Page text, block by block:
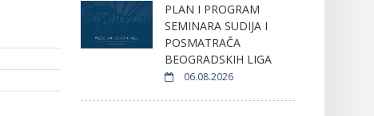
PLAN I PROGRAM
SEMINARA SUDIJA I
POSMATRAČA
BEOGRADSKIH LIGA
06.08.2026